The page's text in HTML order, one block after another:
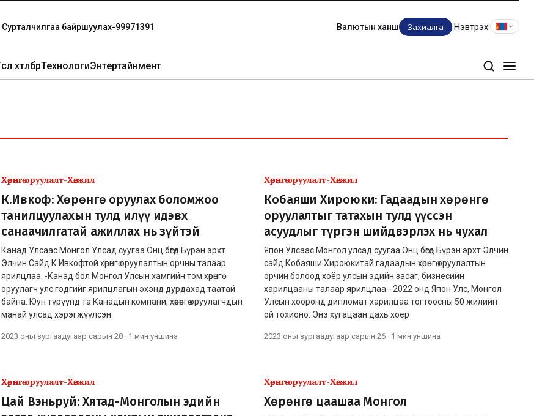
Сурталчилгаа байршуулах-99971391 Валютын ханш Захиалга Нэвтрэх
хөтөлбөрТехнологиЭнтертайнмент
Хөрөнгө оруулалт-Хөгжил
К.Ивкоф: Хөрөнгө оруулах боломжоо
танилцуулахын тулд илүү идэвх
санаачилгатай ажиллах нь зүйтэй
Канад Улсаас Монгол Улсад суугаа Онц бөгөөд Бүрэн эрхт
Элчин Сайд К.Ивкофтой хөрөнгө оруулалтын орчны талаар
ярилцлаа. -Канад бол Монгол Улсын хамгийн том хөрөнгө
оруулагч улс гэдгийг ярилцлагын эхэнд дурдахад таатай
байна. Юун түрүүнд та Канадын компани, хөрөнгө оруулагчдын
манай улсад хэрэгжүүлсэн
2023 оны зургаадугаар сарын 28 · 1 мин уншина
Хөрөнгө оруулалт-Хөгжил
Кобаяши Хироюки: Гадаадын хөрөнгө
оруулалтыг татахын тулд үүссэн
асуудлыг түргэн шийдвэрлэх нь чухал
Япон Улсаас Монгол улсад суугаа Онц бөгөөд Бүрэн эрхт Элчин
сайд Кобаяши Хироюкитай гадаадын хөрөнгө оруулалтын
орчин болоод хоёр улсын эдийн засаг, бизнесийн
харилцааны талаар ярилцлаа. -2022 онд Япон Улс, Монгол
Улсын хооронд дипломат харилцаа тогтоосны 50 жилийн
ой тохионо. Энэ хугацаан дахь хоёр
2023 оны зургаадугаар сарын 26 · 1 мин уншина
Хөрөнгө оруулалт-Хөгжил
Цай Вэньруй: Хятад-Монголын эдийн
Хөрөнгө оруулалт-Хөгжил
Хөрөнгө цаашаа Монгол